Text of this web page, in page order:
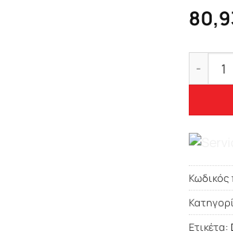
Heko
Κωδικός
Ετικέτα: